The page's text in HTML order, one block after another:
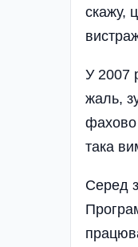
скажу,
У 2007
жаль,
фахово
така
Серед